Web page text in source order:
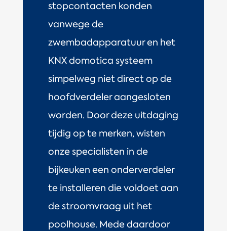
stopcontacten konden
vanwege de
zwembadapparatuur en het
KNX domotica systeem
simpelweg niet direct op de
hoofdverdeler aangesloten
worden. Door deze uitdaging
tijdig op te merken, wisten
onze specialisten in de
bijkeuken een onderverdeler
te installeren die voldoet aan
de stroomvraag uit het
poolhouse. Mede daardoor